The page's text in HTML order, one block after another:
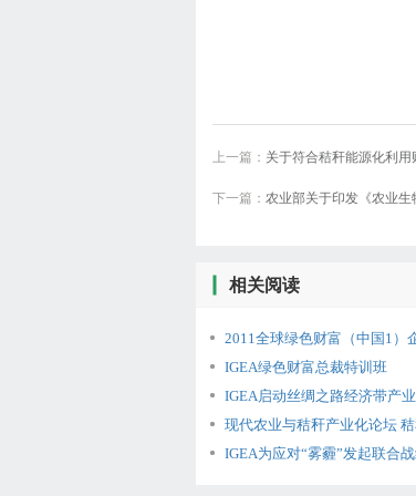
上一篇： 关于符合秸秆能源化利
下一篇： 农业部关于印发《农业生
相关阅读
2011全球绿色财富（中国1）
IGEA绿色财富总裁特训班
IGEA启动丝绸之路经济带产
现代农业与秸秆产业化论坛
IGEA为应对“雾霾”发起联合